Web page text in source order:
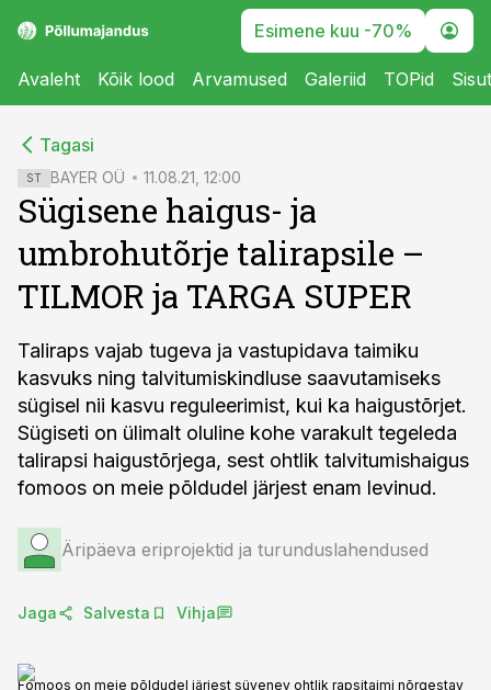
Esimene kuu -70%
Avaleht Kõik lood Arvamused Galeriid TOPid
Tagasi
ST BAYER OÜ 11.08.21, 12:00
Sügisene haigus- ja
umbrohutõrje talirapsile –
TILMOR ja TARGA SUPER
Taliraps vajab tugeva ja vastupidava taimiku
kasvuks ning talvitumiskindluse saavutamiseks
sügisel nii kasvu reguleerimist, kui ka haigustõrjet.
Sügiseti on ülimalt oluline kohe varakult tegeleda
talirapsi haigustõrjega, sest ohtlik talvitumishaigus
fomoos on meie põldudel järjest enam levinud.
Äripäeva eriprojektid ja turunduslahendused
Jaga Salvesta Vihja
Fomoos on meie põldudel järjest süvenev ohtlik rapsitaimi nõrgestav